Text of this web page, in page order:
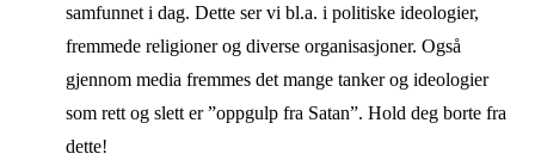
samfunnet i dag. Dette ser vi bl.a. i politiske ideologier,
fremmede religioner og diverse organisasjoner. Også
gjennom media fremmes det mange tanker og ideologier
som rett og slett er ”oppgulp fra Satan”. Hold deg borte fra
dette!